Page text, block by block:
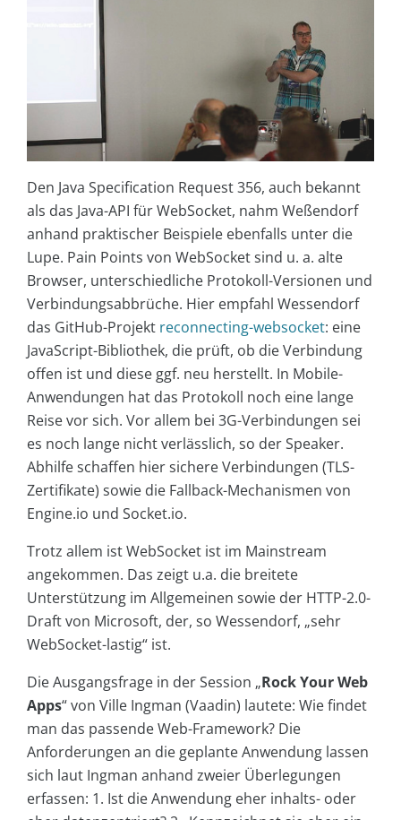
Den Java Specification Request 356, auch bekannt
als das Java-API für WebSocket, nahm Weßendorf
anhand praktischer Beispiele ebenfalls unter die
Lupe. Pain Points von WebSocket sind u. a. alte
Browser, unterschiedliche Protokoll-Versionen und
Verbindungsabbrüche. Hier empfahl Wessendorf
das GitHub-Projekt reconnecting-websocket: eine
JavaScript-Bibliothek, die prüft, ob die Verbindung
offen ist und diese ggf. neu herstellt. In Mobile-
Anwendungen hat das Protokoll noch eine lange
Reise vor sich. Vor allem bei 3G-Verbindungen sei
es noch lange nicht verlässlich, so der Speaker.
Abhilfe schaffen hier sichere Verbindungen (TLS-
Zertifikate) sowie die Fallback-Mechanismen von
Engine.io und Socket.io.
Trotz allem ist WebSocket ist im Mainstream
angekommen. Das zeigt u.a. die breitete
Unterstützung im Allgemeinen sowie der HTTP-2.0-
Draft von Microsoft, der, so Wessendorf, „sehr
WebSocket-lastig“ ist.
Die Ausgangsfrage in der Session „Rock Your Web
Apps“ von Ville Ingman (Vaadin) lautete: Wie findet
man das passende Web-Framework? Die
Anforderungen an die geplante Anwendung lassen
sich laut Ingman anhand zweier Überlegungen
erfassen: 1. Ist die Anwendung eher inhalts- oder